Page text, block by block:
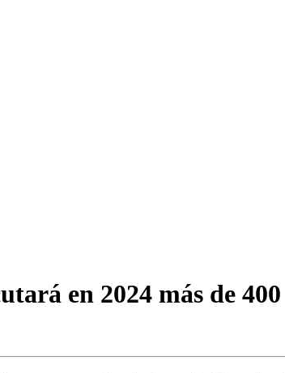
en 2024 más de